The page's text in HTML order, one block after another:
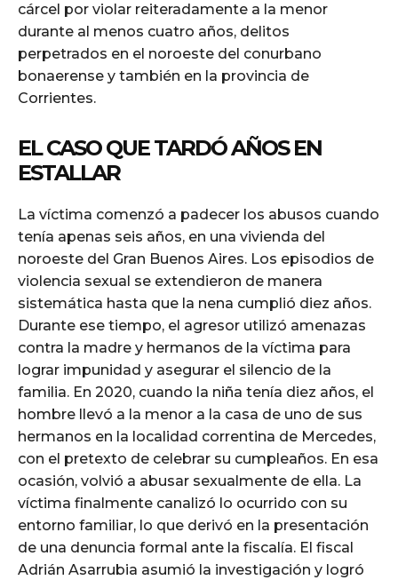
cárcel por violar reiteradamente a la menor
durante al menos cuatro años, delitos
perpetrados en el noroeste del conurbano
bonaerense y también en la provincia de
Corrientes.
EL CASO QUE TARDÓ AÑOS EN
ESTALLAR
La víctima comenzó a padecer los abusos cuando
tenía apenas seis años, en una vivienda del
noroeste del Gran Buenos Aires. Los episodios de
violencia sexual se extendieron de manera
sistemática hasta que la nena cumplió diez años.
Durante ese tiempo, el agresor utilizó amenazas
contra la madre y hermanos de la víctima para
lograr impunidad y asegurar el silencio de la
familia. En 2020, cuando la niña tenía diez años, el
hombre llevó a la menor a la casa de uno de sus
hermanos en la localidad correntina de Mercedes,
con el pretexto de celebrar su cumpleaños. En esa
ocasión, volvió a abusar sexualmente de ella. La
víctima finalmente canalizó lo ocurrido con su
entorno familiar, lo que derivó en la presentación
de una denuncia formal ante la fiscalía. El fiscal
Adrián Asarrubia asumió la investigación y logró